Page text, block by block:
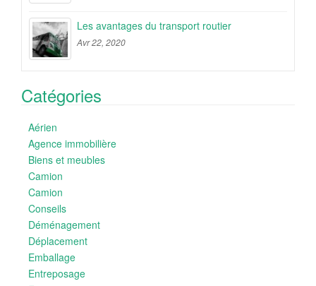
Les avantages du transport routier
Avr 22, 2020
Catégories
Aérien
Agence immobilière
Biens et meubles
Camion
Camion
Conseils
Déménagement
Déplacement
Emballage
Entreposage